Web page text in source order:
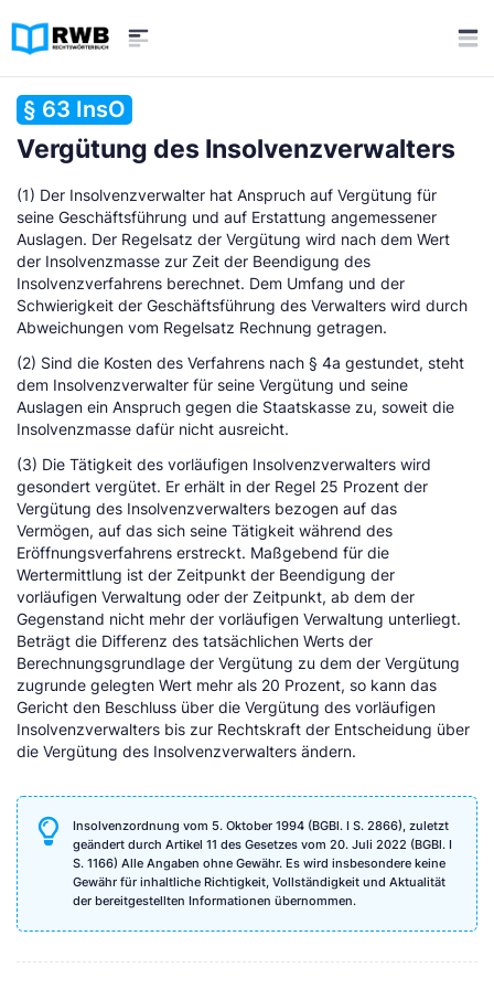
§ 63 InsO
Vergütung des Insolvenzverwalters
(1) Der Insolvenzverwalter hat Anspruch auf Vergütung für
seine Geschäftsführung und auf Erstattung angemessener
Auslagen. Der Regelsatz der Vergütung wird nach dem Wert
der Insolvenzmasse zur Zeit der Beendigung des
Insolvenzverfahrens berechnet. Dem Umfang und der
Schwierigkeit der Geschäftsführung des Verwalters wird durch
Abweichungen vom Regelsatz Rechnung getragen.
(2) Sind die Kosten des Verfahrens nach § 4a gestundet, steht
dem Insolvenzverwalter für seine Vergütung und seine
Auslagen ein Anspruch gegen die Staatskasse zu, soweit die
Insolvenzmasse dafür nicht ausreicht.
(3) Die Tätigkeit des vorläufigen Insolvenzverwalters wird
gesondert vergütet. Er erhält in der Regel 25 Prozent der
Vergütung des Insolvenzverwalters bezogen auf das
Vermögen, auf das sich seine Tätigkeit während des
Eröffnungsverfahrens erstreckt. Maßgebend für die
Wertermittlung ist der Zeitpunkt der Beendigung der
vorläufigen Verwaltung oder der Zeitpunkt, ab dem der
Gegenstand nicht mehr der vorläufigen Verwaltung unterliegt.
Beträgt die Differenz des tatsächlichen Werts der
Berechnungsgrundlage der Vergütung zu dem der Vergütung
zugrunde gelegten Wert mehr als 20 Prozent, so kann das
Gericht den Beschluss über die Vergütung des vorläufigen
Insolvenzverwalters bis zur Rechtskraft der Entscheidung über
die Vergütung des Insolvenzverwalters ändern.
Insolvenzordnung vom 5. Oktober 1994 (BGBl. I S. 2866), zuletzt
geändert durch Artikel 11 des Gesetzes vom 20. Juli 2022 (BGBl. I
S. 1166) Alle Angaben ohne Gewähr. Es wird insbesondere keine
Gewähr für inhaltliche Richtigkeit, Vollständigkeit und Aktualität
der bereitgestellten Informationen übernommen.